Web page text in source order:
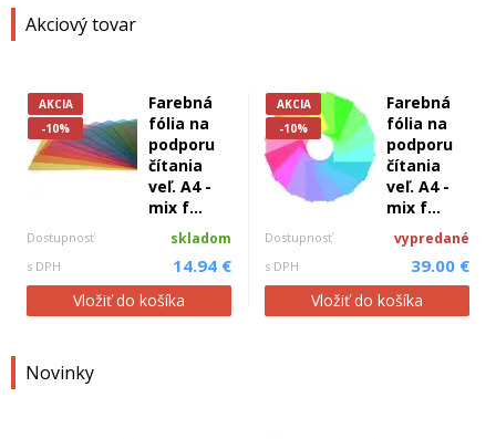
Akciový tovar
AKCIA
-10%
Farebná
fólia na
podporu
čítania
veľ. A4 -
mix f...
Dostupnosť skladom
s DPH 14.94 €
Vložiť do košíka
AKCIA
-10%
Farebná
fólia na
podporu
čítania
veľ. A4 -
mix f...
Dostupnosť vypredané
s DPH 39.00 €
Vložiť do košíka
Novinky